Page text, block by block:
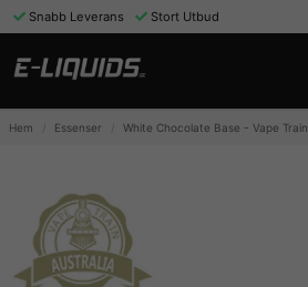
Snabb Leverans Stort Utbud
Hem Essenser White Chocolate Base - Vape Train